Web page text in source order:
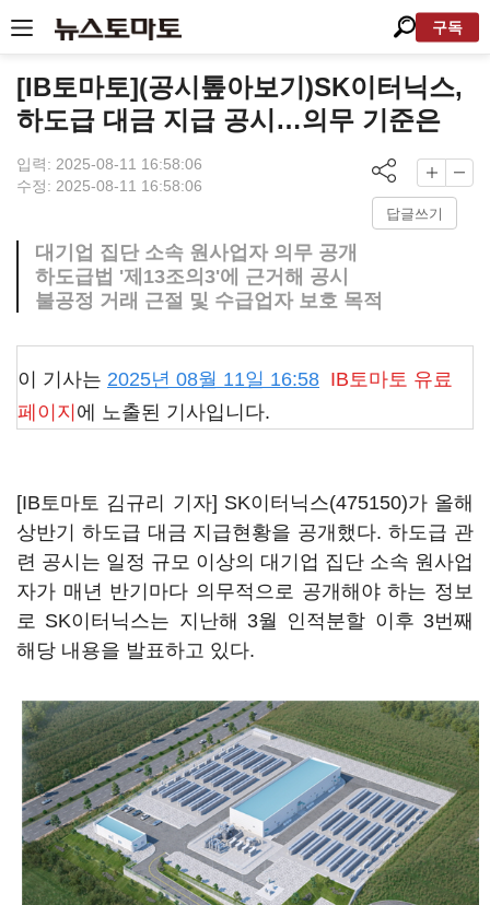
구독
[IB토마토](공시톺아보기)SK이터닉스,
하도급 대금 지급 공시…의무 기준은
입력: 2025-08-11 16:58:06
수정: 2025-08-11 16:58:06
답글쓰기
대기업 집단 소속 원사업자 의무 공개
하도급법 '제13조의3'에 근거해 공시
불공정 거래 근절 및 수급업자 보호 목적
이 기사는 2025년 08월 11일 16:58 IB토마토 유료
페이지 에 노출된 기사입니다.
[IB토마토 김규리 기자] SK이터닉스(475150)가 올해
상반기 하도급 대금 지급현황을 공개했다. 하도급 관
련 공시는 일정 규모 이상의 대기업 집단 소속 원사업
자가 매년 반기마다 의무적으로 공개해야 하는 정보
로 SK이터닉스는 지난해 3월 인적분할 이후 3번째
해당 내용을 발표하고 있다.